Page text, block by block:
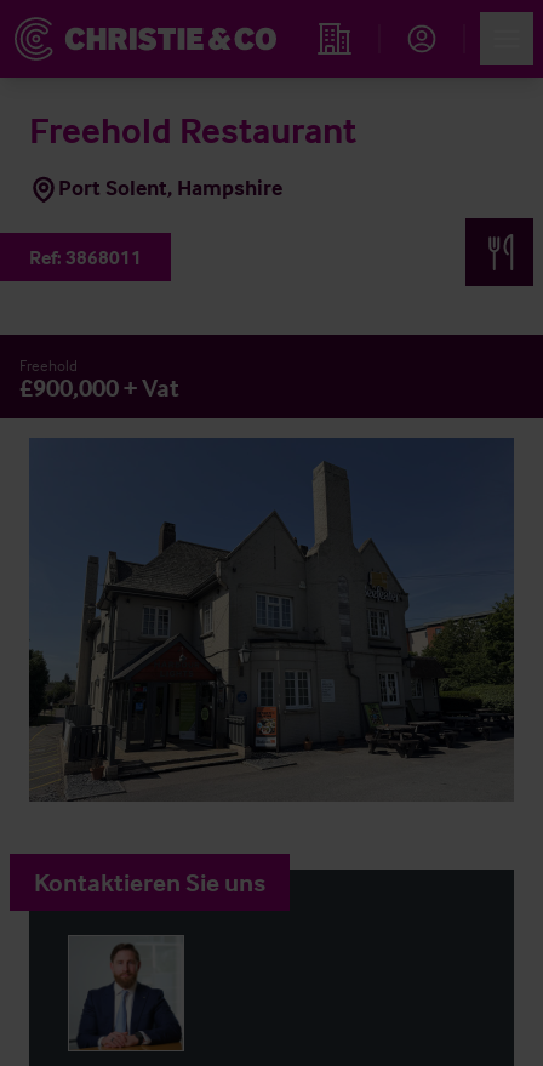
Immobiliensuche
Freehold Restaurant
Port Solent, Hampshire
Ref: 3868011
Freehold
£900,000 + Vat
Kontaktieren Sie uns